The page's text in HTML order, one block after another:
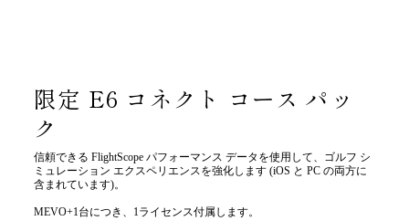
限定 E6 コネクト コース パッ
ク
信頼できる FlightScope パフォーマンス データを使用して、ゴルフ シ
ミュレーション エクスペリエンスを強化します (iOS と PC の両方に
含まれています)。
MEVO+1台につき、1ライセンス付属します。